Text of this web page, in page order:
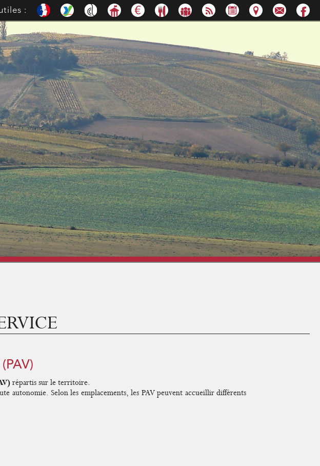
:
répartis sur le territoire.
autonomie. Selon les emplacements, les PAV peuvent accueillir différents